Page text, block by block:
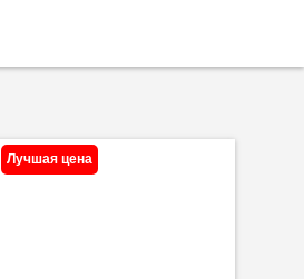
Лучшая цена